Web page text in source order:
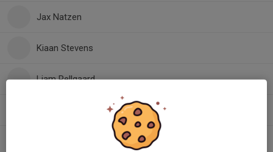
Jax Natzen
Kiaan Stevens
Liam Pellgaard